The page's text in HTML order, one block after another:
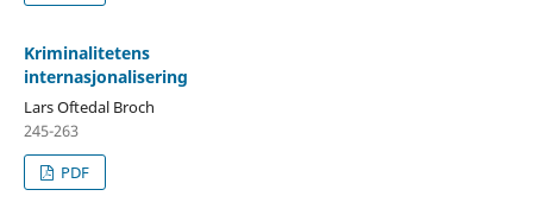
Kriminalitetens
internasjonalisering
Lars Oftedal Broch
245-263
PDF